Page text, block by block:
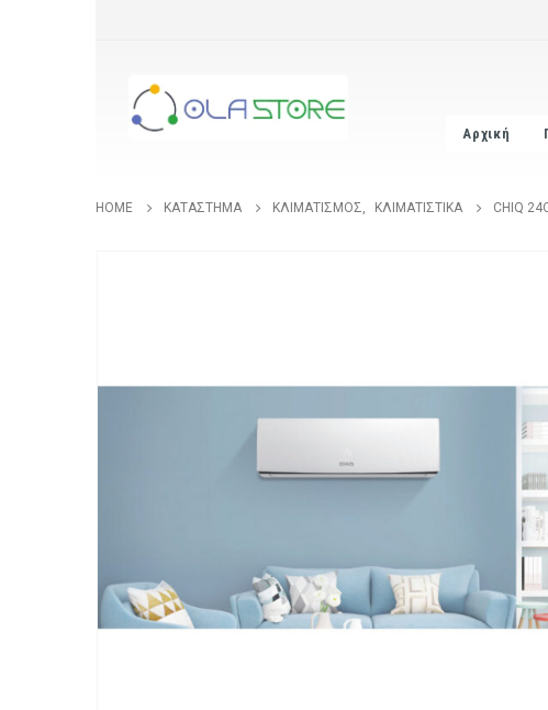
Αρχική
HOME ΚΑΤΆΣΤΗΜΑ ΚΛΙΜΑΤΙΣΜΌΣ, ΚΛΙΜΑΤΙΣΤΙΚΆ CHIQ